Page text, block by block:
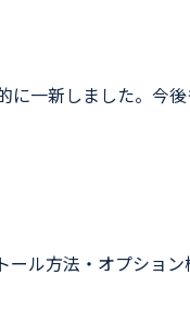
一新しました。今後
ル方法・オプショ